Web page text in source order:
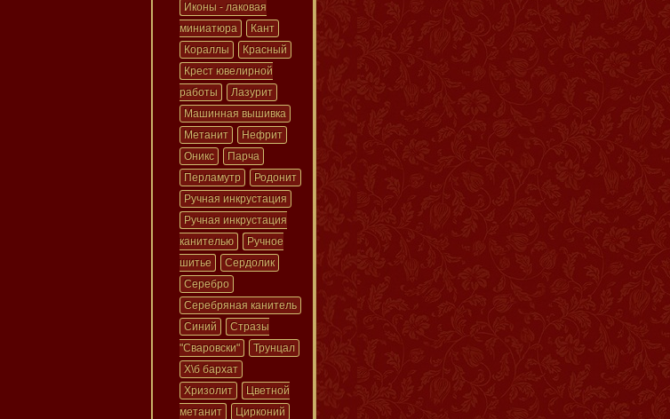
Иконы - лаковая
миниатюра
Кант
Кораллы
Красный
Крест ювелирной
работы
Лазурит
Машинная вышивка
Метанит
Нефрит
Оникс
Парча
Перламутр
Родонит
Ручная инкрустация
Ручная инкрустация
канителью
Ручное
шитье
Сердолик
Серебро
Серебряная канитель
Синий
Стразы
"Сваровски"
Трунцал
Х\б бархат
Хризолит
Цветной
метанит
Цирконий